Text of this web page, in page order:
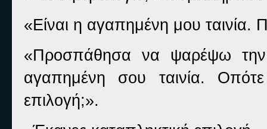
«Είναι η αγαπημένη μου ταινία.
«Προσπάθησα να ψαρέψω την
αγαπημένη σου ταινία.
επιλογή;».